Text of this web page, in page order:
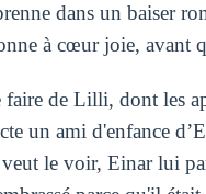
dans un baiser
à cœur joie, avant
de Lilli, dont les
un ami d'enfance
le voir, Einar lui